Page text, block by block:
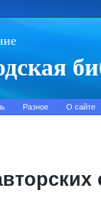
Разное О сайте